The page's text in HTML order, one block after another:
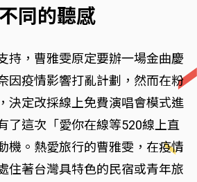
同的聽感
持，曹雅雯原定要辦一場金曲慶
因疫情影響打亂計劃，然而在粉
決定改採線上免費演唱會模式進
了這次「愛你在線等520線上直
機。熱愛旅行的曹雅雯，在疫情
住著台灣具特色的民宿或青年旅